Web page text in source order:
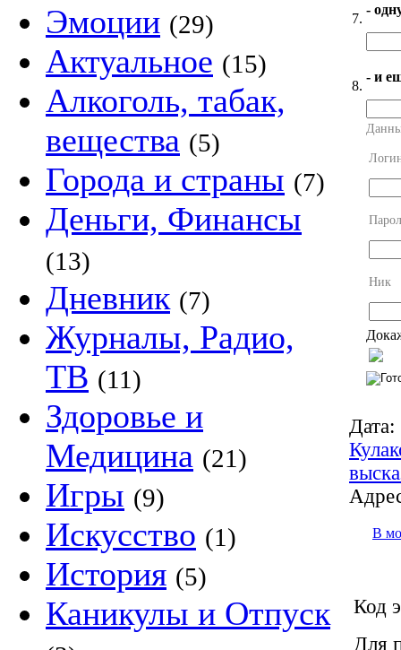
Эмоции (29)
Актуальное (15)
Алкоголь, табак,
вещества (5)
Города и страны (7)
Деньги, Финансы
(13)
Дневник (7)
Журналы, Радио,
ТВ (11)
Здоровье и
Медицина (21)
Игры (9)
Искусство (1)
История (5)
Каникулы и Отпуск
7.
-
8.
- и
Ник
Дата:
В
Код
Для